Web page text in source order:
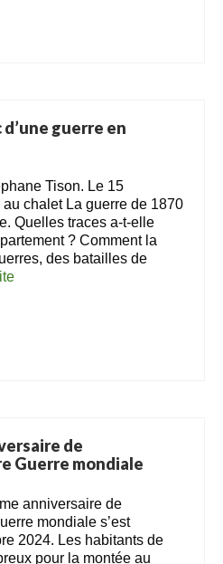
d’une guerre en
Tison. Le 15
chalet La guerre de 1870
Quelles traces a-t-elle
? Comment la
des batailles de
de
Guerre mondiale
anniversaire de
mondiale s’est
2024. Les habitants de
pour la montée au